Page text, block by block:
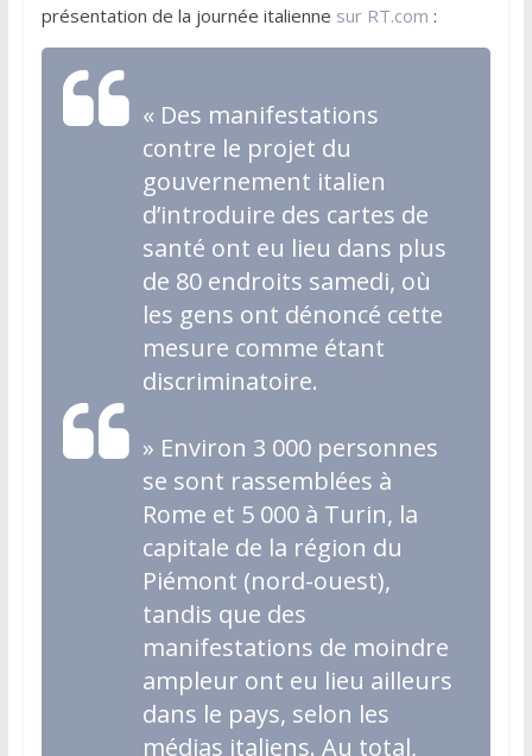
présentation de la journée italienne sur RT.com :
« Des manifestations
contre le projet du
gouvernement italien
d’introduire des cartes de
santé ont eu lieu dans plus
de 80 endroits samedi, où
les gens ont dénoncé cette
mesure comme étant
discriminatoire.
» Environ 3 000 personnes
se sont rassemblées à
Rome et 5 000 à Turin, la
capitale de la région du
Piémont (nord-ouest),
tandis que des
manifestations de moindre
ampleur ont eu lieu ailleurs
dans le pays, selon les
médias italiens. Au total,